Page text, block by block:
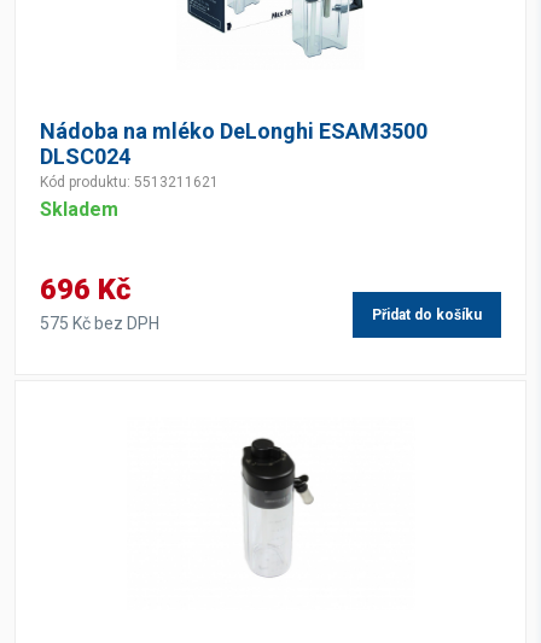
Nádoba na mléko DeLonghi ESAM3500
DLSC024
Kód produktu: 5513211621
Skladem
696 Kč
575 Kč bez DPH Přidat do košíku